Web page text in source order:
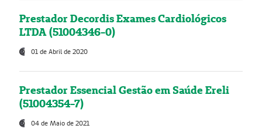
Prestador Decordis Exames Cardiológicos
LTDA (51004346-0)
01 de Abril de 2020
Prestador Essencial Gestão em Saúde Ereli
(51004354-7)
04 de Maio de 2021